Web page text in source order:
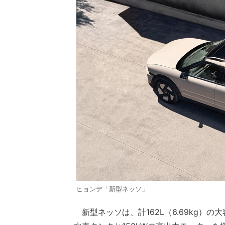
ヒョンデ「新型ネッソ」
新型ネッソは、計162L（6.69kg）の大